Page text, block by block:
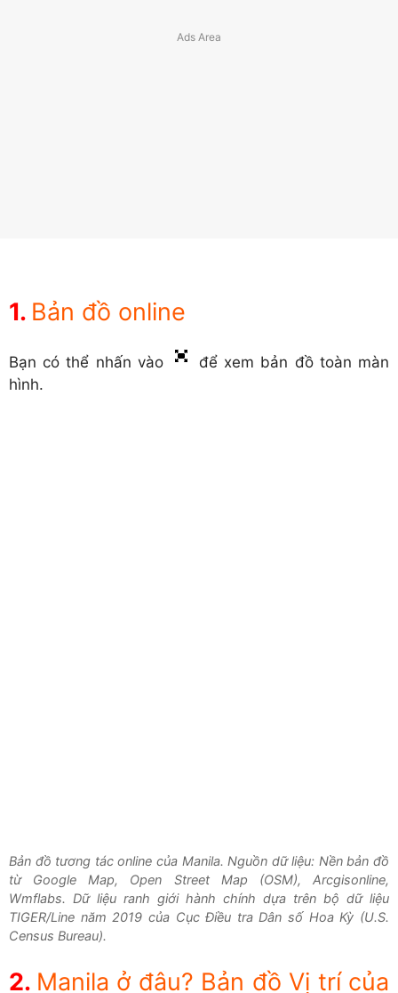
Bản đồ online
Bạn có thể nhấn vào
để xem bản đồ toàn màn
hình.
Bản đồ tương tác online của Manila. Nguồn dữ liệu: Nền bản đồ
từ Google Map, Open Street Map (OSM), Arcgisonline,
Wmflabs. Dữ liệu ranh giới hành chính dựa trên bộ dữ liệu
TIGER/Line năm 2019 của Cục Điều tra Dân số Hoa Kỳ (U.S.
Census Bureau).
Manila ở đâu? Bản đồ Vị trí của